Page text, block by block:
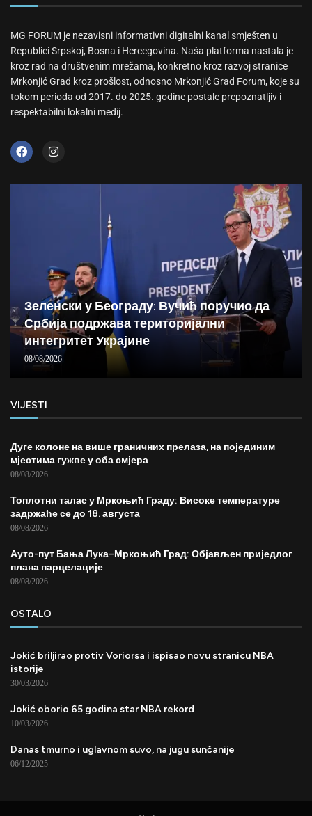
MG FORUM je nezavisni informativni digitalni kanal smješten u
Republici Srpskoj, Bosna i Hercegovina. Naša platforma nastala je
kroz rad na društvenim mrežama, konkretno kroz razvoj stranice
Mrkonjić Grad kroz prošlost, odnosno Mrkonjić Grad Forum, koje su
tokom perioda od 2017. do 2025. godine postale prepoznatljiv i
respektabilni lokalni medij.
Зеленски у Београду: Вучић поручио да
Србија подржава територијални
интегритет Украјине
08/08/2026
VIJESTI
Дуге колоне на више граничних прелаза, на појединим
мјестима гужве у оба смјера
08/08/2026
Топлотни талас у Мркоњић Граду: Високе температуре
задржаће се до 18. августа
08/08/2026
Ауто-пут Бања Лука–Мркоњић Град: Објављен приједлог
плана парцелације
08/08/2026
OSTALO
Jokić briljirao protiv Voriorsa i ispisao novu stranicu NBA
istorije
30/03/2026
Jokić oborio 65 godina star NBA rekord
10/03/2026
Danas tmurno i uglavnom suvo, na jugu sunčanije
06/12/2025